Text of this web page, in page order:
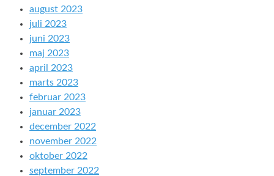
august 2023
juli 2023
juni 2023
maj 2023
april 2023
marts 2023
februar 2023
januar 2023
december 2022
november 2022
oktober 2022
september 2022